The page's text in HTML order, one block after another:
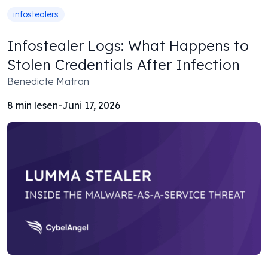
infostealers
Infostealer Logs: What Happens to
Stolen Credentials After Infection
Benedicte Matran
8 min lesen-Juni 17, 2026